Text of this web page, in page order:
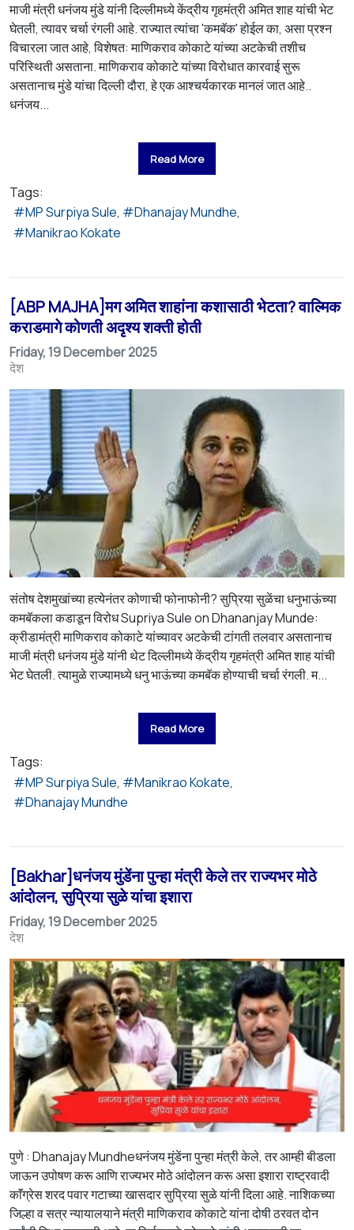
माजी मंत्री धनंजय मुंडे यांनी दिल्लीमध्ये केंद्रीय गृहमंत्री अमित शाह यांची भेट
घेतली, त्यावर चर्चा रंगली आहे. राज्यात त्यांचा 'कमबॅक' होईल का, असा प्रश्न
विचारला जात आहे, विशेषत: माणिकराव कोकाटे यांच्या अटकेची तशीच
परिस्थिती असताना. माणिकराव कोकाटे यांच्या विरोधात कारवाई सुरू
असतानाच मुंडे यांचा दिल्ली दौरा, हे एक आश्चर्यकारक मानलं जात आहे..
धनंजय...
Read More
Tags:
MP Surpiya Sule
Dhanajay Mundhe
Manikrao Kokate
[ABP MAJHA]मग अमित शाहांना कशासाठी भेटता? वाल्मिक
कराडमागे कोणती अदृश्य शक्ती होती
Friday, 19 December 2025
देश
संतोष देशमुखांच्या हत्येनंतर कोणाची फोनाफोनी? सुप्रिया सुळेंचा धनुभाऊंच्या
कमबॅकला कडाडून विरोध Supriya Sule on Dhananjay Munde:
क्रीडामंत्री माणिकराव कोकाटे यांच्यावर अटकेची टांगती तलवार असतानाच
माजी मंत्री धनंजय मुंडे यांनी थेट दिल्लीमध्ये केंद्रीय गृहमंत्री अमित शाह यांची
भेट घेतली. त्यामुळे राज्यामध्ये धनु भाऊंच्या कमबॅक होण्याची चर्चा रंगली. म...
Read More
Tags:
MP Surpiya Sule
Manikrao Kokate
Dhanajay Mundhe
[Bakhar]धनंजय मुंडेंना पुन्हा मंत्री केले तर राज्यभर मोठे
आंदोलन, सुप्रिया सुळे यांचा इशारा
Friday, 19 December 2025
देश
पुणे : Dhanajay Mundheधनंजय मुंडेंना पुन्हा मंत्री केले, तर आम्ही बीडला
जाऊन उपोषण करू आणि राज्यभर मोठे आंदोलन करू असा इशारा राष्ट्रवादी
काॅंग्रेस शरद पवार गटाच्या खासदार सुप्रिया सुळे यांनी दिला आहे. नाशिकच्या
जिल्हा व सत्र न्यायालयाने मंत्री माणिकराव कोकाटे यांना दोषी ठरवत दोन